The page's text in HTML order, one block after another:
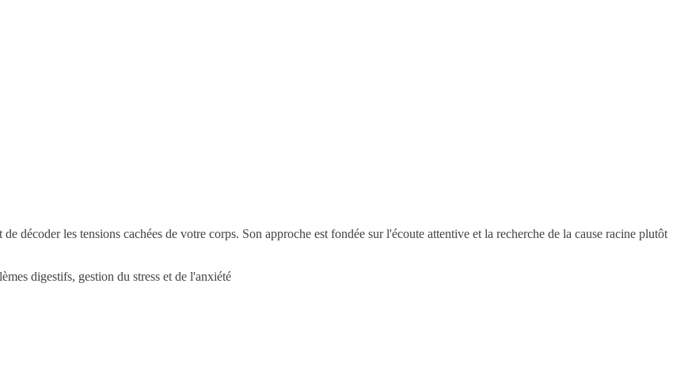
décoder les tensions cachées de votre corps. Son approche est fondée sur l'écoute attentive et la recherche de la cause racine plutôt
digestifs, gestion du stress et de l'anxiété